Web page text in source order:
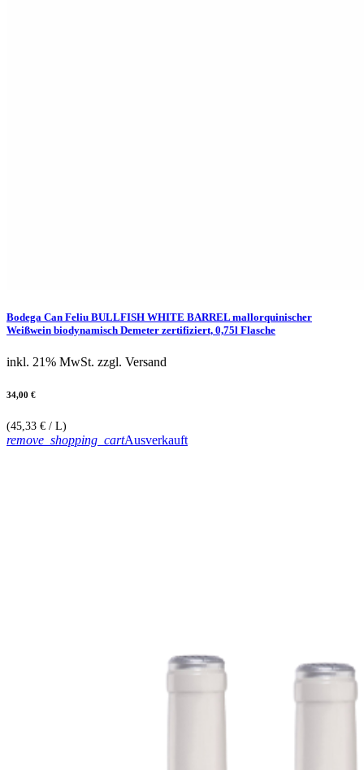
Bodega Can Feliu BULLFISH WHITE BARREL mallorquinischer
Weißwein biodynamisch Demeter zertifiziert, 0,75l Flasche
inkl. 21% MwSt. zzgl. Versand
34,00 €
(45,33 € / L)
remove_shopping_cartAusverkauft